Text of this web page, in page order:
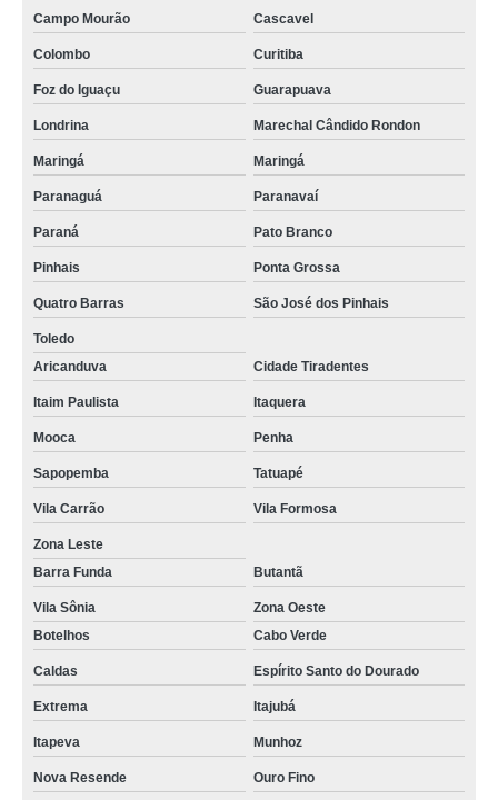
Campo Mourão Cascavel
Colombo Curitiba
Foz do Iguaçu Guarapuava
Londrina Marechal Cândido Rondon
Maringá Maringá
Paranaguá Paranavaí
Paraná Pato Branco
Pinhais Ponta Grossa
Quatro Barras São José dos Pinhais
Toledo
Aricanduva
Cidade Tiradentes
Itaim Paulista Itaquera
Mooca Penha
Sapopemba Tatuapé
Vila Carrão Vila Formosa
Zona Leste
Barra Funda
Butantã
Vila Sônia
Zona Oeste
Botelhos
Cabo Verde
Caldas Espírito Santo do Dourado
Extrema Itajubá
Itapeva Munhoz
Nova Resende Ouro Fino